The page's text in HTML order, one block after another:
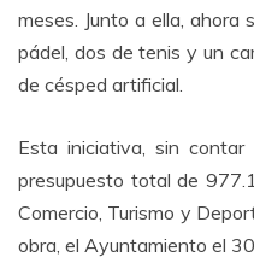
meses. Junto a ella, ahora
pádel, dos de tenis y un
de césped artificial.
Esta iniciativa, sin
presupuesto total de
Comercio, Turismo y
obra, el Ayuntamiento el